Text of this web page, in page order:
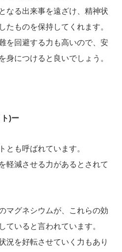
なる出来事を遠ざけ、精神状
たものを保持してくれます。
を回避する力も高いので、安
身につけると良いでしょう。
)ー
とも呼ばれています。
軽減させる力があるとされて
マグネシウムが、これらの効
ていると言われています。
況を好転させていく力もあり